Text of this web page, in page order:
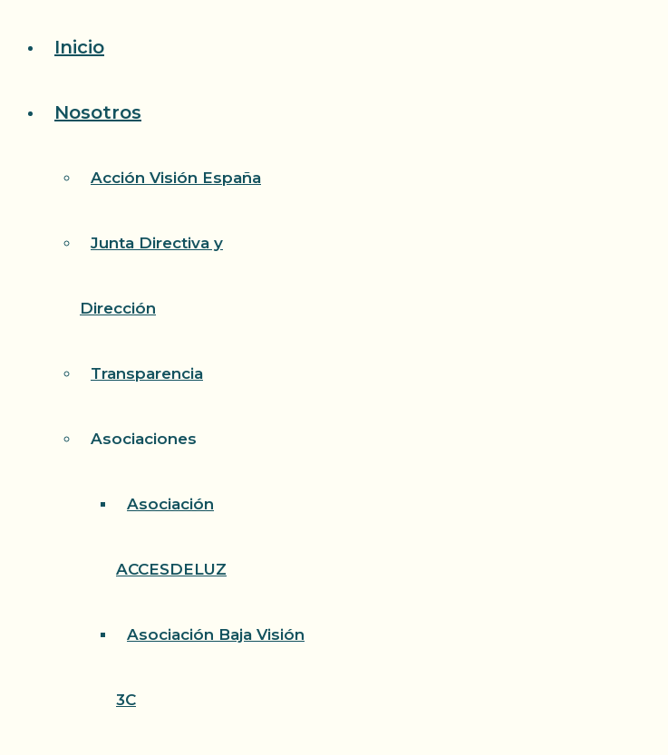
Inicio
Nosotros
Acción Visión España
Junta Directiva y
Dirección
Transparencia
Asociaciones
Asociación
ACCESDELUZ
Asociación Baja Visión
3C